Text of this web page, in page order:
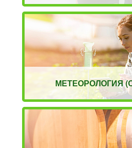
МЕТЕОРОЛОГИЯ